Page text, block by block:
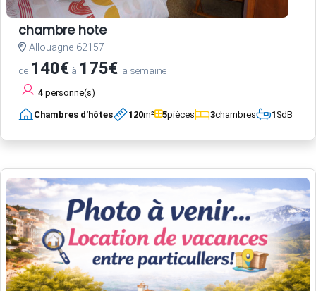
chambre hote
Allouagne 62157
de 140€ à 175€ la semaine
4 personne(s)
Chambres d'hôtes 120m² 5pièces 3chambres 1SdB